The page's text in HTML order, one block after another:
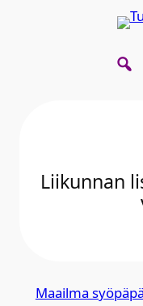
Lii­kun­nan
Maa­il­ma